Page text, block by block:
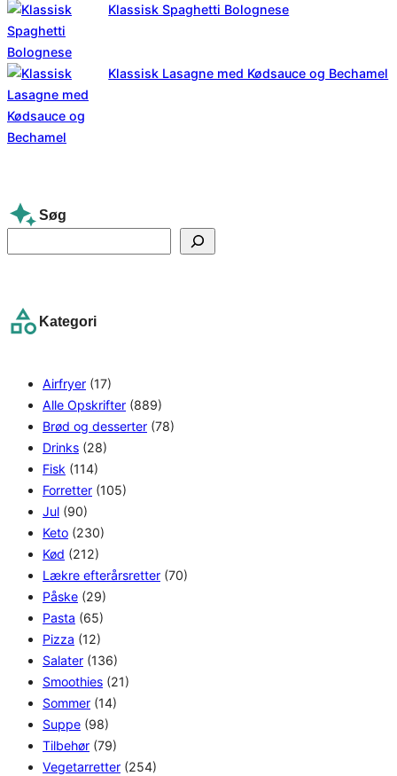
Klassisk Spaghetti Bolognese
Klassisk Lasagne med Kødsauce og Bechamel
Søg
e
c
Kategori
Airfryer (17)
Alle Opskrifter (889)
Brød og desserter (78)
Drinks (28)
Fisk (114)
Forretter (105)
Jul (90)
Keto (230)
Kød (212)
Lækre efterårsretter (70)
Påske (29)
Pasta (65)
Pizza (12)
Salater (136)
Smoothies (21)
Sommer (14)
Suppe (98)
Tilbehør (79)
Vegetarretter (254)